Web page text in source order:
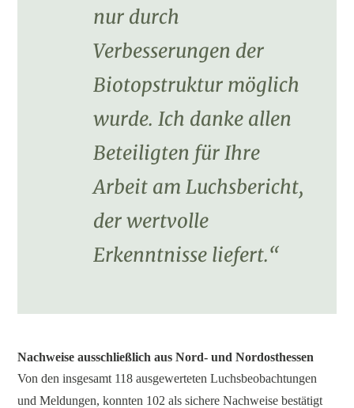
nur durch
Verbesserungen der
Biotopstruktur möglich
wurde. Ich danke allen
Beteiligten für Ihre
Arbeit am Luchsbericht,
der wertvolle
Erkenntnisse liefert.“
Nachweise ausschließlich aus Nord- und Nordosthessen
Von den insgesamt 118 ausgewerteten Luchsbeobachtungen
und Meldungen, konnten 102 als sichere Nachweise bestätigt